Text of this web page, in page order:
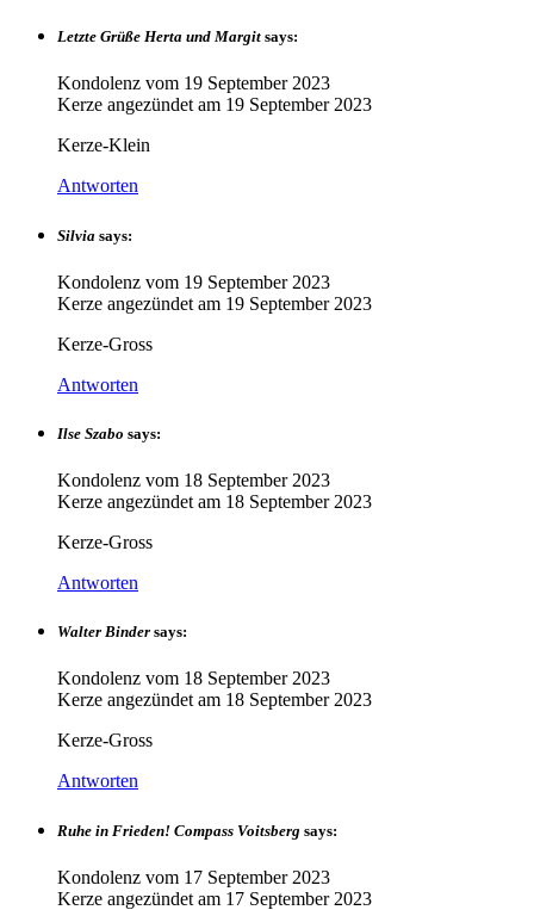
Letzte Grüße Herta und Margit says:
Kondolenz vom 19 September 2023
Kerze angezündet am 19 September 2023
Kerze-Klein
Antworten
Silvia says:
Kondolenz vom 19 September 2023
Kerze angezündet am 19 September 2023
Kerze-Gross
Antworten
Ilse Szabo says:
Kondolenz vom 18 September 2023
Kerze angezündet am 18 September 2023
Kerze-Gross
Antworten
Walter Binder says:
Kondolenz vom 18 September 2023
Kerze angezündet am 18 September 2023
Kerze-Gross
Antworten
Ruhe in Frieden! Compass Voitsberg says:
Kondolenz vom 17 September 2023
Kerze angezündet am 17 September 2023